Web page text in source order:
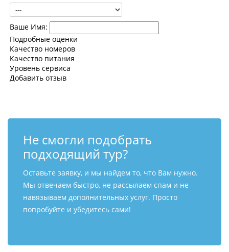
Ваше Имя:
Подробные оценки
Качество номеров
Качество питания
Уровень сервиса
Добавить отзыв
Не смогли подобрать
подходящий тур?
Оставьте заявку, и мы найдем то, что Вам нужно.
Мы отвечаем быстро, не рассылаем спам и не
навязываем дополнительных услуг. Просто
попробуйте и убедитесь сами!